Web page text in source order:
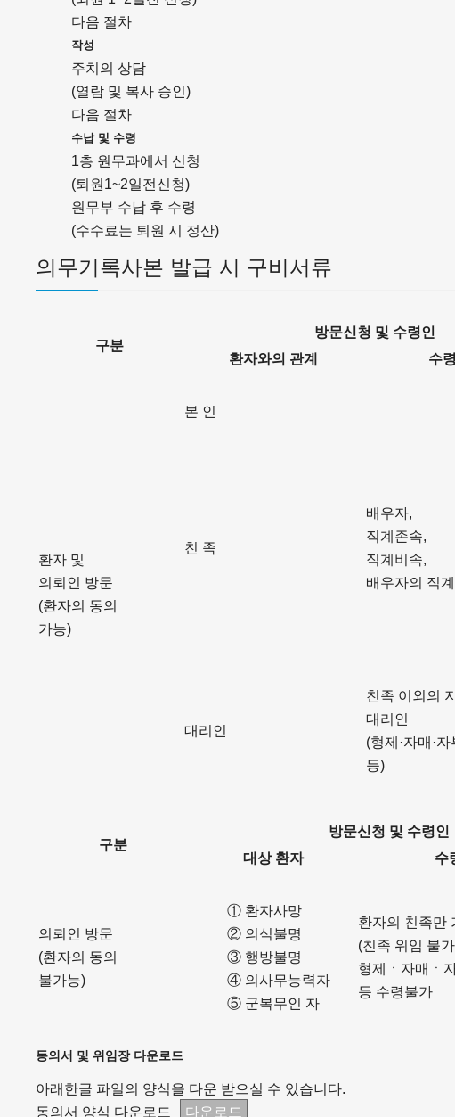
다음 절차
작성
주치의 상담
(열람 및 복사 승인)
다음 절차
수납 및 수령
1층 원무과에서 신청
(퇴원1~2일전신청)
원무부 수납 후 수령
(수수료는 퇴원 시 정산)
의무기록사본 발급 시 구비서류
구분
방문신청 및 수령인
환자와의 관계
수
환자 및
의뢰인 방문
(환자의 동의
가능)
본 인
친 족
배우자,
직계존속,
직계비속,
배우자의 직
대리인
친족 이외의
대리인
(형제·자매·
등)
구분
방문신청 및 수령인
대상 환자
수
의뢰인 방문
(환자의 동의
불가능)
① 환자사망
② 의식불명
③ 행방불명
④ 의사무능력자
⑤ 군복무인 자
환자의 친족만
(친족 위임 불
형제ㆍ자매ㆍ
등 수령불가
동의서 및 위임장 다운로드
아래한글 파일의 양식을 다운 받으실 수 있습니다.
동의서 양식 다운로드
다운로드